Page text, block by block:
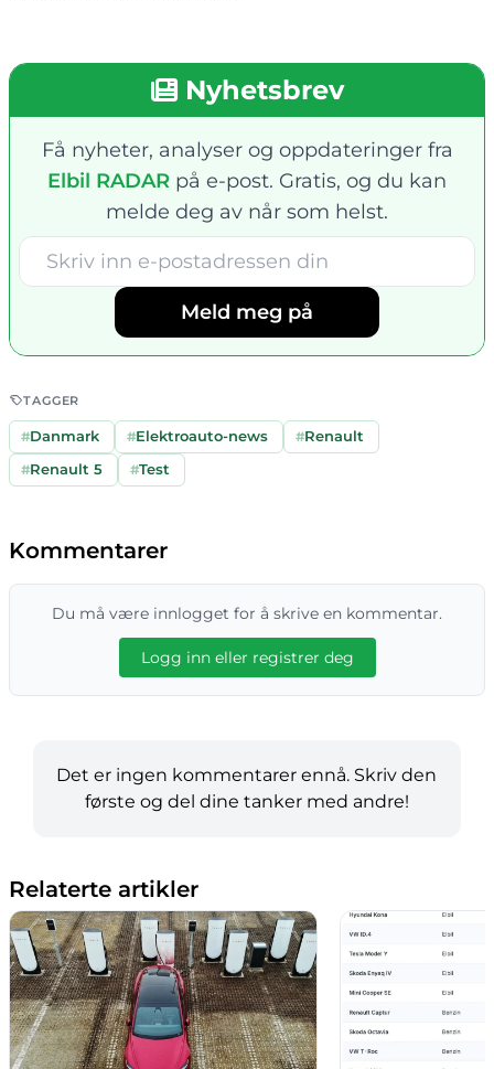
Nyhetsbrev
Få nyheter, analyser og oppdateringer fra
Elbil RADAR på e-post. Gratis, og du kan
melde deg av når som helst.
Meld meg på
TAGGER
#Danmark #Elektroauto-news #Renault
#Renault 5 #Test
Kommentarer
Du må være innlogget for å skrive en kommentar.
Logg inn eller registrer deg
Det er ingen kommentarer ennå. Skriv den
første og del dine tanker med andre!
Relaterte artikler